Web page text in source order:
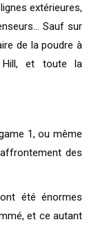
extérieures,
Sauf sur
de la poudre à
et toute la
1, ou même
des
été énormes
et ce autant